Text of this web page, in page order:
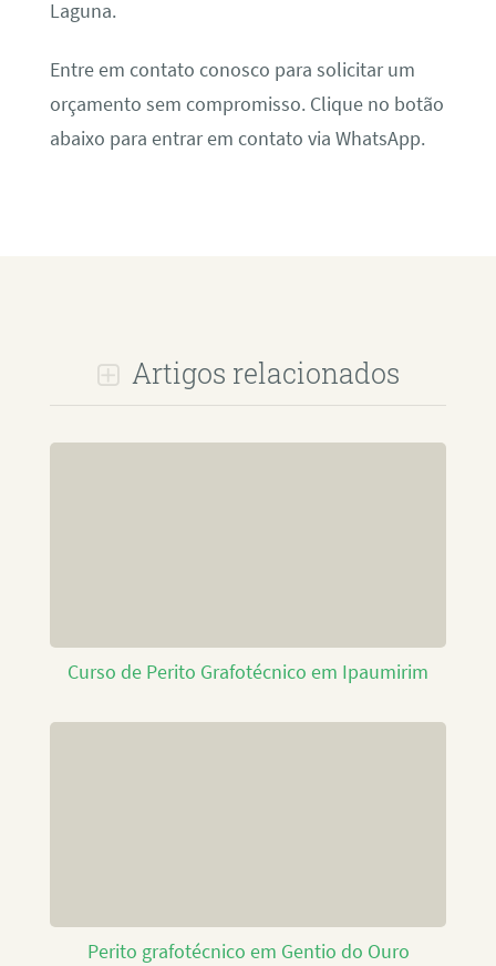
Laguna.
Entre em contato conosco para solicitar um
orçamento sem compromisso. Clique no botão
abaixo para entrar em contato via WhatsApp.
Artigos relacionados
Curso de Perito Grafotécnico em Ipaumirim
Perito grafotécnico em Gentio do Ouro